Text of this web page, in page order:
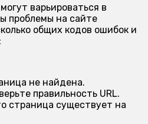
варьироваться в
проблемы на сайте
общих кодов ошибок и
не найдена.
правильность URL.
страница существует на